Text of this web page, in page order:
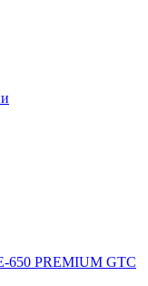
650 PREMIUM GTC